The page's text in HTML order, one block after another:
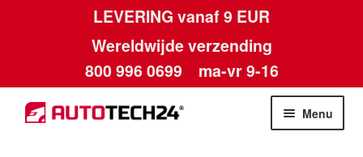
LEVERING vanaf 9 EUR
Wereldwijde verzending
800 996 0699 ma-vr 9-16
Ga
door
Ga
naar
Menu